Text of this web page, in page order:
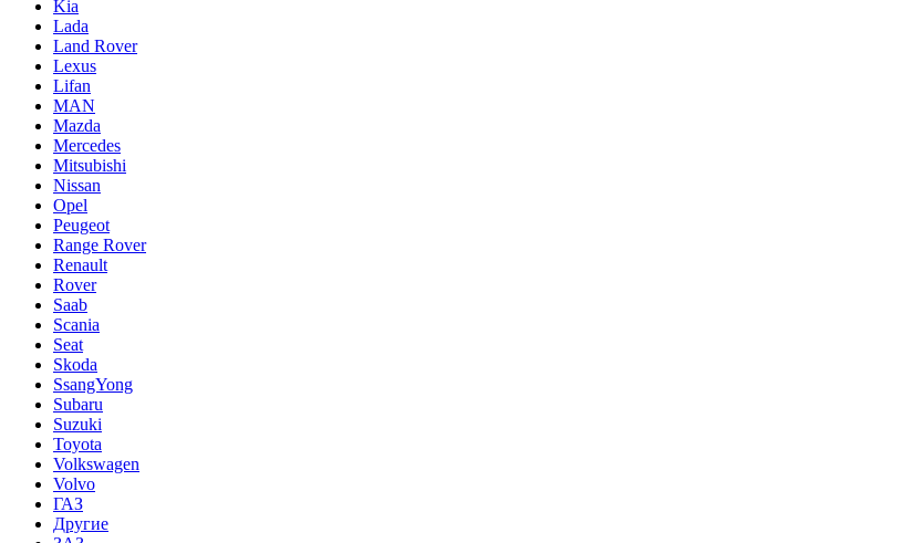
Kia
Lada
Land Rover
Lexus
Lifan
MAN
Mazda
Mercedes
Mitsubishi
Nissan
Opel
Peugeot
Range Rover
Renault
Rover
Saab
Scania
Seat
Skoda
SsangYong
Subaru
Suzuki
Toyota
Volkswagen
Volvo
ГАЗ
Другие